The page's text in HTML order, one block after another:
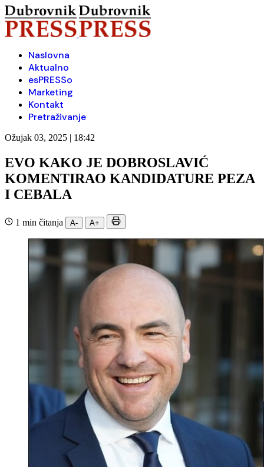
Naslovna
Aktualno
esPRESSo
Marketing
Kontakt
Pretraživanje
Ožujak 03, 2025 | 18:42
EVO KAKO JE DOBROSLAVIĆ
KOMENTIRAO KANDIDATURE PEZA
I CEBALA
1 min čitanja A- A+